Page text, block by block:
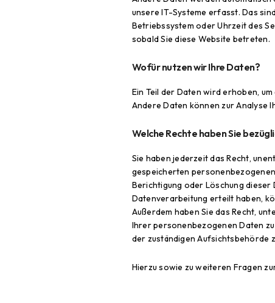
unsere IT-Systeme erfasst. Das
Betriebssystem oder Uhrzeit des
sobald Sie diese Website betreten.
Wofür nutzen wir Ihre Daten?
Ein Teil der Daten wird erhoben,
Andere Daten können zur Analyse
Welche Rechte haben Sie
Sie haben jederzeit das Recht,
gespeicherten
Berichtigung oder Löschung dieser
Datenverarbeitung erteilt haben,
Außerdem haben Sie das Recht,
Ihrer personenbezogenen Daten
der zuständigen Aufsichtsbehörde
Hierzu sowie zu weiteren Fragen